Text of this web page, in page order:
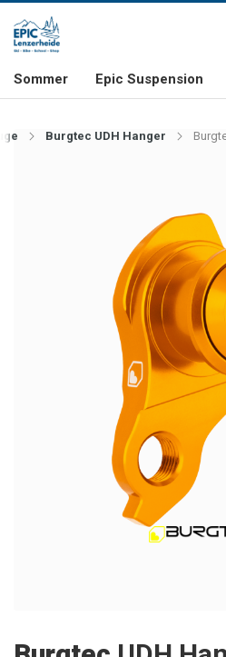
& FREERIDE-SPEZIALIST SCHWEIZER
Sommer Epic Suspension
Burgtec UDH Hanger